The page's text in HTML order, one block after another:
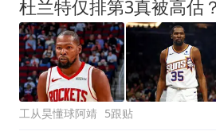
工从昊懂球阿靖 5跟贴